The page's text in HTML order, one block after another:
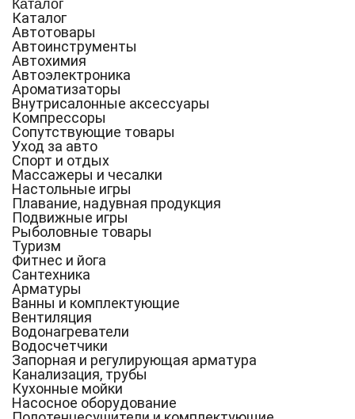
Каталог
Каталог
Автотовары
Автоинструменты
Автохимия
Автоэлектроника
Ароматизаторы
Внутрисалонные аксессуары
Компрессоры
Сопутствующие товары
Уход за авто
Спорт и отдых
Массажеры и чесалки
Настольные игры
Плавание, надувная продукция
Подвижные игры
Рыболовные товары
Туризм
Фитнес и йога
Сантехника
Арматуры
Ванны и комплектующие
Вентиляция
Водонагреватели
Водосчетчики
Запорная и регулирующая арматура
Канализация, трубы
Кухонные мойки
Насосное оборудование